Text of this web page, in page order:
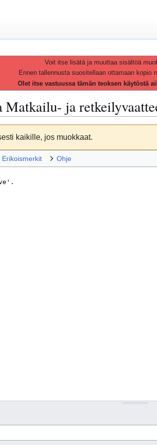
Voit itse lisätä ja muuttaa sisältöä
Ennen tallennusta suositellaan ottamaan kopio
Olet itse vastuussa tämän teoksen käytöstä
Matkailu- ja
kaikille, jos muokkaat.
Erikoismerkit Ohje